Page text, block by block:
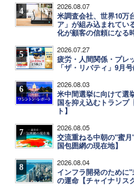
4 2026.08.07
米調査会社、世界10万
ア」が組み込まれてい
化が顧客の信頼になる
5 2026.07.27
疲労・人間関係・プ
「ザ・リバティ」9月
6 2026.08.03
米中間選挙に向けて選
国を抑え込むトランプ
ト】
7 2026.08.05
交流重ねる中朝の"蜜
国包囲網の現在地】
8 2026.08.04
インフラ開発のために
の運命【チャイナリス